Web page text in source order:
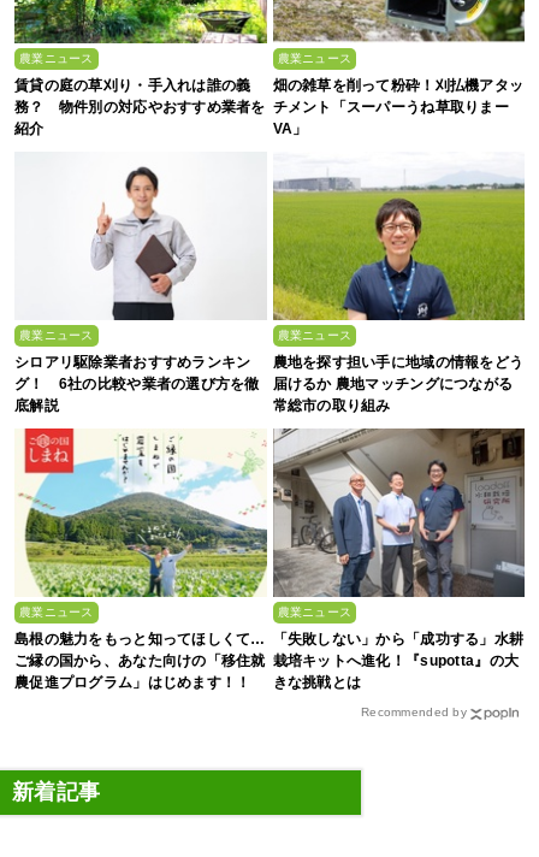
農業ニュース
賃貸の庭の草刈り・手入れは誰の義
務？ 物件別の対応やおすすめ業者を
紹介
農業ニュース
畑の雑草を削って粉砕！刈払機アタッ
チメント「スーパーうね草取りまー
VA」
農業ニュース
シロアリ駆除業者おすすめランキン
グ！ 6社の比較や業者の選び方を徹
底解説
農業ニュース
農地を探す担い手に地域の情報をどう
届けるか 農地マッチングにつながる
常総市の取り組み
農業ニュース
島根の魅力をもっと知ってほしくて…
ご縁の国から、あなた向けの「移住就
農促進プログラム」はじめます！！
農業ニュース
「失敗しない」から「成功する」水耕
栽培キットへ進化！『supotta』の大
きな挑戦とは
Recommended by
新着記事